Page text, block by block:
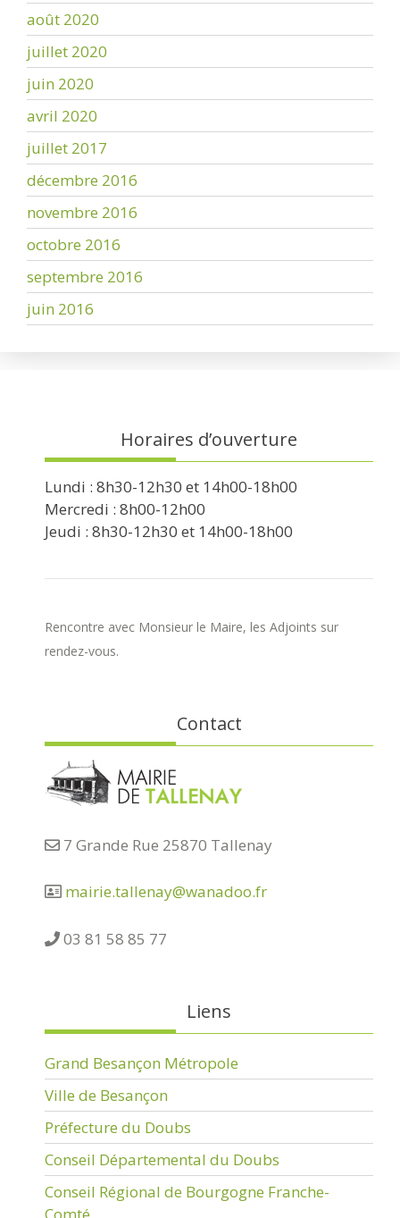
août 2020
juillet 2020
juin 2020
avril 2020
juillet 2017
décembre 2016
novembre 2016
octobre 2016
septembre 2016
juin 2016
Horaires d’ouverture
Lundi : 8h30-12h30 et 14h00-18h00
Mercredi : 8h00-12h00
Jeudi : 8h30-12h30 et 14h00-18h00
Rencontre avec Monsieur le Maire, les Adjoints sur
rendez-vous.
Contact
7 Grande Rue 25870 Tallenay
mairie.tallenay@wanadoo.fr
03 81 58 85 77
Liens
Grand Besançon Métropole
Ville de Besançon
Préfecture du Doubs
Conseil Départemental du Doubs
Conseil Régional de Bourgogne Franche-
Comté